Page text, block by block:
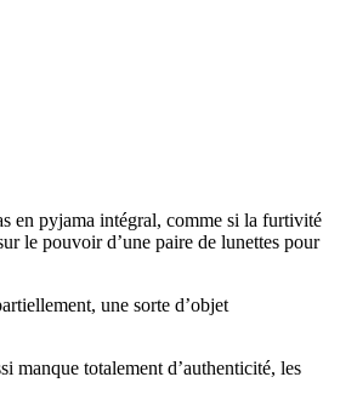
en pyjama intégral, comme si la furtivité
le pouvoir d’une paire de lunettes pour
une sorte d’objet
manque totalement d’authenticité, les